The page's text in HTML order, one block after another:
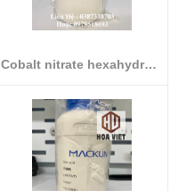
Cobalt nitrate hexahydrate